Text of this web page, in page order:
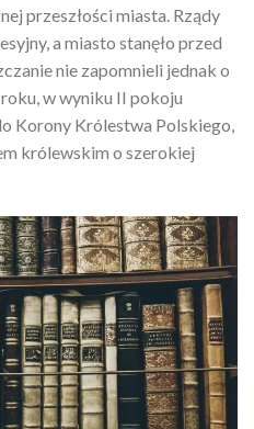
przeszłości miasta. Rządy
a miasto stanęło przed
nie zapomnieli jednak o
w wyniku II pokoju
Korony Królestwa Polskiego,
królewskim o szerokiej